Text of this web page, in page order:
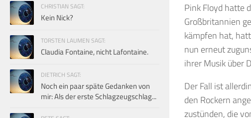
Pink Floyd hatte
Großbritannien
kämpfen hat,
nun erneut
ihrer Musik über
Der Fall ist
den Rockern
zustünden, die
CHRISTIAN SAGT:
Kein Nick?
TORSTEN LAUMEN SAGT:
Claudia Fontaine, nicht Lafontaine.
DIETRICH SAGT:
Noch ein paar späte Gedanken von
mir: Als der erste Schlagzeugschlag...